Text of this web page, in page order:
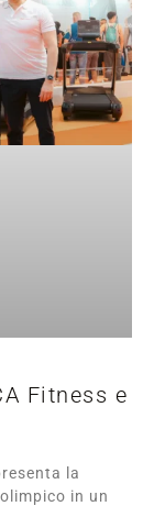
Fitness e
la
in un